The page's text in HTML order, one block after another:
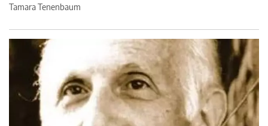
Tamara Tenenbaum